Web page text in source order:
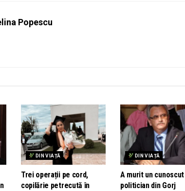
Popescu
DIN VIAȚĂ
Trei operații pe cord,
copilărie petrecută în
DIN VIAȚĂ
A murit un cunoscut
politician din Gorj